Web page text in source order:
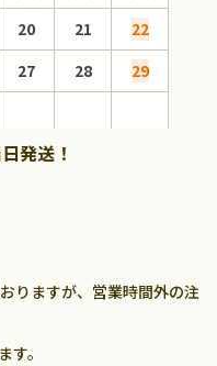
20 21
22
27 28
29
発送！
りますが、営業時間外の注
。